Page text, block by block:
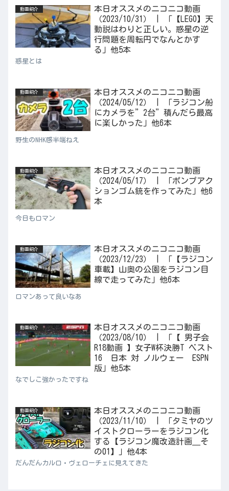
動画紹介
本日オススメのニコニコ動画
（2023/10/31） | 「【LEGO】天
動説はわりと正しい。惑星の逆
行問題を周転円でなんとかす
る」他5本
惑星とは
動画紹介
本日オススメのニコニコ動画
（2024/05/12） | 「ラジコン船
にカメラを”2台”積んだら最高
に楽しかった」他6本
野生のNHK感半端ねえ
動画紹介
本日オススメのニコニコ動画
（2024/05/17） | 「ポンプアク
ションゴム銃を作ってみた」他6
本
今日もロマン
動画紹介
本日オススメのニコニコ動画
（2023/12/23） | 「【ラジコン
車載】山奥の公園をラジコン目
線で走ってみた」他6本
ロマンあって良いなあ
動画紹介
本日オススメのニコニコ動画
（2023/08/10） | 「【 男子会
R18動画 】女子W杯決勝T ベスト
16 日本 対 ノルウェー ESPN
版」他5本
なでしこ強かったですね
動画紹介
本日オススメのニコニコ動画
（2023/11/10） | 「タミヤのツ
イストクローラーをラジコン化
する【ラジコン魔改造計画＿そ
の01】」他4本
だんだんカルロ・ヴェローチェに見えてきた